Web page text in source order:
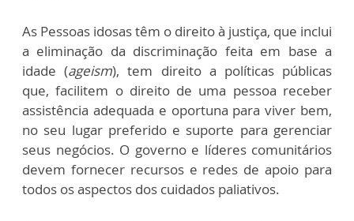
As Pessoas idosas têm o direito à justiça, que inclui
a eliminação da discriminação feita em base a
idade (ageism), tem direito a políticas públicas
que, facilitem o direito de uma pessoa receber
assistência adequada e oportuna para viver bem,
no seu lugar preferido e suporte para gerenciar
seus negócios. O governo e líderes comunitários
devem fornecer recursos e redes de apoio para
todos os aspectos dos cuidados paliativos.